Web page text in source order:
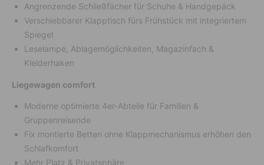
Angrenzende Schließfächer für Schuhe & Handgepäck
Verschiebbarer Klapptisch fürs Frühstück mit integriertem
Spiegel
Leselampe, Ablagemöglichkeiten, Magazinfach &
Kleiderhaken
Liegewagen comfort
Moderne optimierte 4er-Abteile für Familien &
Gruppenreisende
Fix montierte Betten ohne Klappmechanismus erhöhen den
Schlafkomfort
Mehr Platz & Privatsphäre